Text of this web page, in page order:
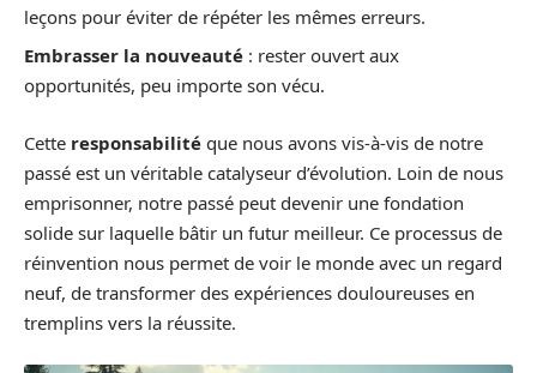
leçons pour éviter de répéter les mêmes erreurs.
Embrasser la nouveauté : rester ouvert aux
opportunités, peu importe son vécu.
Cette responsabilité que nous avons vis-à-vis de notre
passé est un véritable catalyseur d’évolution. Loin de nous
emprisonner, notre passé peut devenir une fondation
solide sur laquelle bâtir un futur meilleur. Ce processus de
réinvention nous permet de voir le monde avec un regard
neuf, de transformer des expériences douloureuses en
tremplins vers la réussite.